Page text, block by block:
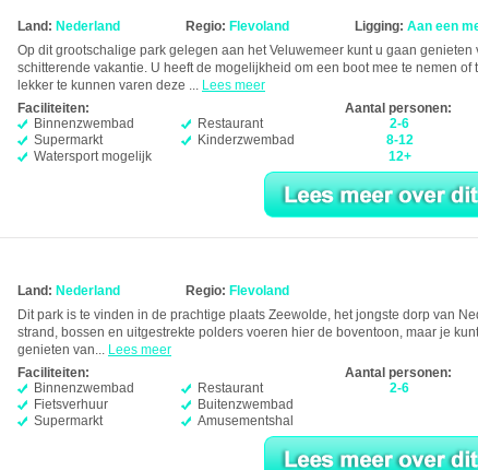
Land: Nederland Regio: Flevoland Ligging: Aan een
Op dit grootschalige park gelegen aan het Veluwemeer kunt u gaan genieten
schitterende vakantie. U heeft de mogelijkheid om een boot mee te nemen of
lekker te kunnen varen deze ... Lees meer
Faciliteiten:
Binnenzwembad
Restaurant
Supermarkt
Kinderzwembad
Watersport mogelijk
Aantal personen:
2-6
8-12
12+
Land: Nederland Regio: Flevoland
Dit park is te vinden in de prachtige plaats Zeewolde, het jongste dorp van
strand, bossen en uitgestrekte polders voeren hier de boventoon, maar je
genieten van... Lees meer
Faciliteiten:
Binnenzwembad
Restaurant
Fietsverhuur
Buitenzwembad
Supermarkt
Amusementshal
Aantal personen:
2-6